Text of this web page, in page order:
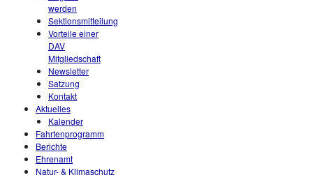
werden
Sektionsmitteilung
Vorteile einer
DAV
Mitgliedschaft
Newsletter
Satzung
Kontakt
Aktuelles
Kalender
Fahrtenprogramm
Berichte
Ehrenamt
Natur- & Klimaschutz